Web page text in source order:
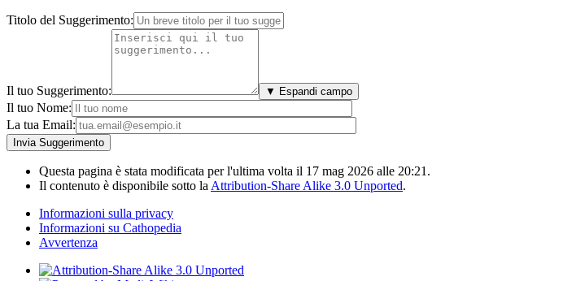
Titolo del Suggerimento:
Il tuo Suggerimento: ▼ Espandi campo
Il tuo Nome:
La tua Email:
Questa pagina è stata modificata per l'ultima volta il 17 mag 2026 alle 20:21.
Il contenuto è disponibile sotto la Attribution-Share Alike 3.0 Unported.
Informazioni sulla privacy
Informazioni su Cathopedia
Avvertenza